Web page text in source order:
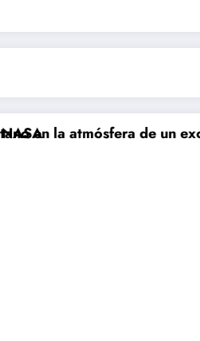
la atmósfera de un ¿La